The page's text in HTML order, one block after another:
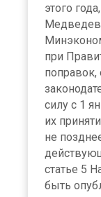
этого
при
поправок,
силу с 1
их
не
статье 5
быть